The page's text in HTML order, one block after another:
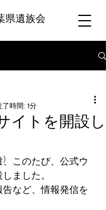
県遺族会
)
イトを開設し
了時間: 1分
このたび、公式ウ
ました。
など、情報発信を